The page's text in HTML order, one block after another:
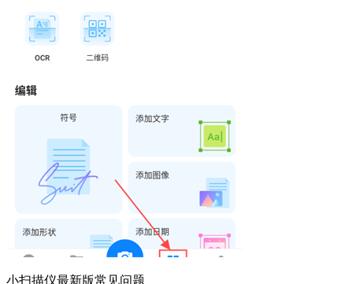
小扫描仪最新版常见问题